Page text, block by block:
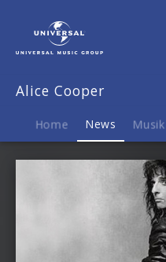
News
Alice Cooper
Home News Musik